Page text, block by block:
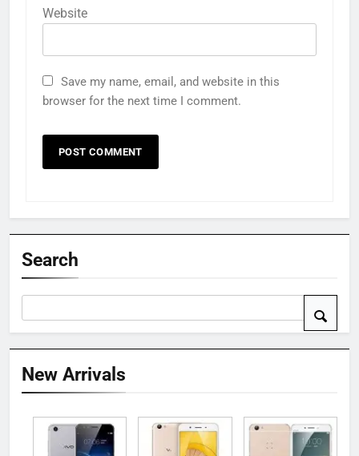
Website
Save my name, email, and website in this
browser for the next time I comment.
Search
New Arrivals